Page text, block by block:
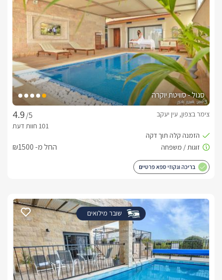
סגול - סוויטת יוקרה
/5
צימר בצפון, עין יעקב
החל מ- ₪1500
בריכה וגקוזי ספא פרטיים
שובר מילואים